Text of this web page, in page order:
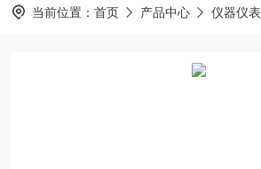
当前位置： 首页 产品中心 仪器仪表